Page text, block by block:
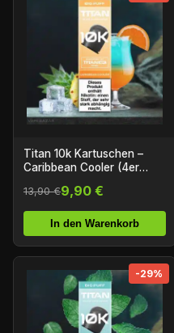
Titan 10k Kartuschen –
Caribbean Cooler (4er
13,90 €9,90 €
In den Warenkorb
-29%